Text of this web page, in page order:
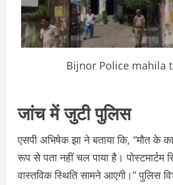
Bijnor Police mahila
जांच में जुटी पुलिस
एसपी अभिषेक झा ने बताया कि, “मौत के
रूप से पता नहीं चल पाया है। पोस्टमार्टम
वास्तविक स्थिति सामने आएगी।” पुलिस